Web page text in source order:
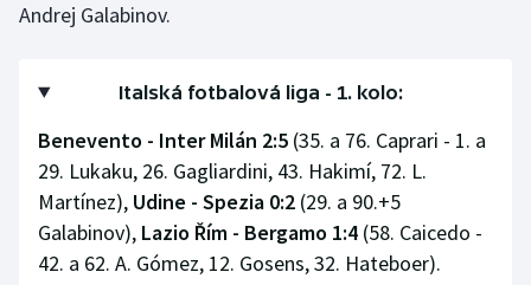
Judo
Krasobruslení
Lezení
Lyže a snowboard
Moderní pětiboj
Andrej Galabinov.
Italská fotbalová liga - 1. kolo:
Benevento - Inter Milán 2:5 (35. a 76. Caprari - 1. a
29. Lukaku, 26. Gagliardini, 43. Hakimí, 72. L.
Martínez), Udine - Spezia 0:2 (29. a 90.+5
Galabinov), Lazio Řím - Bergamo 1:4 (58. Caicedo -
42. a 62. A. Gómez, 12. Gosens, 32. Hateboer).